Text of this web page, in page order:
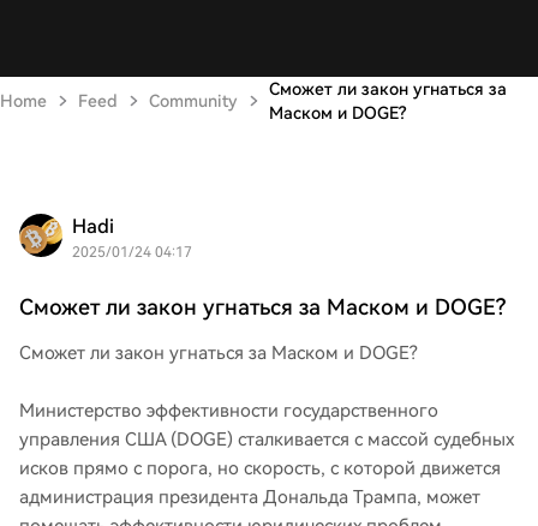
Home Feed Community
Сможет ли закон угнаться за
Маском и DOGE?
Hadi
2025/01/24 04:17
Сможет ли закон угнаться за Маском и DOGE?
Сможет ли закон угнаться за Маском и DOGE?
Министерство эффективности государственного
управления США (DOGE) сталкивается с массой судебных
исков прямо с порога, но скорость, с которой движется
администрация президента Дональда Трампа, может